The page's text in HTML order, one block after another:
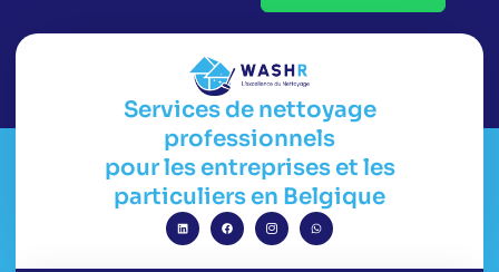
Services de nettoyage
professionnels
pour les entreprises et les
particuliers en Belgique